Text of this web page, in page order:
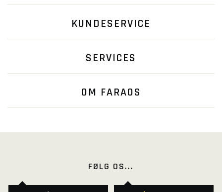
KUNDESERVICE
SERVICES
OM FARAOS
FØLG OS...